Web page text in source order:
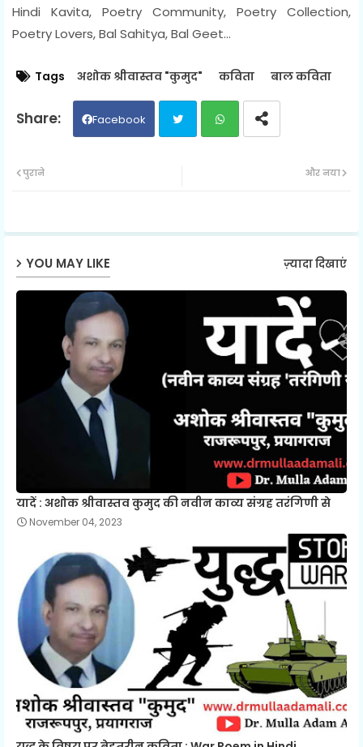
Hindi Kavita, Poetry Community, Poetry Collection,
Poetry Lovers, Bal Sahitya, Bal Geet...
Tags अशोक श्रीवास्तव "कुमुद" कविता बाल कविता
Facebook
ap
और नया
पुराने
YOU MAY LIKE ज़्यादा दिखाएं
यादें : अशोक श्रीवास्तव कुमुद की नवीन काव्य संग्रह तरंगिणी से
November 04, 2023